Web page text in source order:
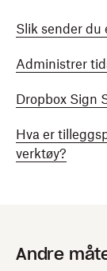
Slik sender du
Administrer
Dropbox Sign
Hva er
verktøy?
Andre